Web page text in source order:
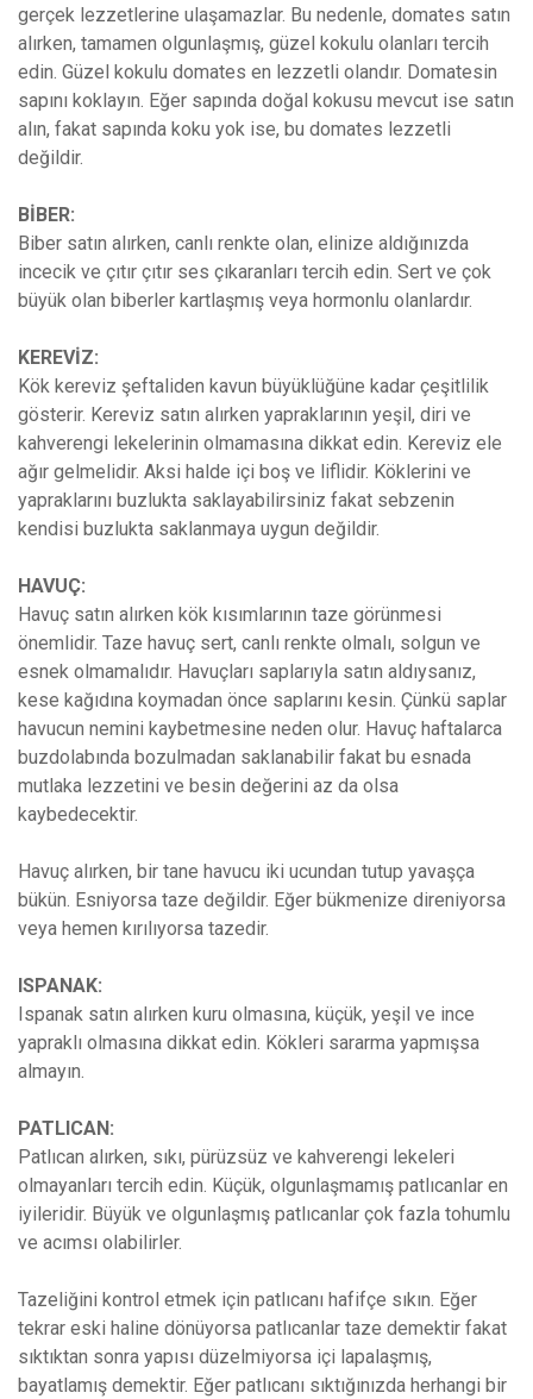
gerçek lezzetlerine ulaşamazlar. Bu nedenle, domates satın
alırken, tamamen olgunlaşmış, güzel kokulu olanları tercih
edin. Güzel kokulu domates en lezzetli olandır. Domatesin
sapını koklayın. Eğer sapında doğal kokusu mevcut ise satın
alın, fakat sapında koku yok ise, bu domates lezzetli
değildir.
BİBER:
Biber satın alırken, canlı renkte olan, elinize aldığınızda
incecik ve çıtır çıtır ses çıkaranları tercih edin. Sert ve çok
büyük olan biberler kartlaşmış veya hormonlu olanlardır.
KEREVİZ:
Kök kereviz şeftaliden kavun büyüklüğüne kadar çeşitlilik
gösterir. Kereviz satın alırken yapraklarının yeşil, diri ve
kahverengi lekelerinin olmamasına dikkat edin. Kereviz ele
ağır gelmelidir. Aksi halde içi boş ve liflidir. Köklerini ve
yapraklarını buzlukta saklayabilirsiniz fakat sebzenin
kendisi buzlukta saklanmaya uygun değildir.
HAVUÇ:
Havuç satın alırken kök kısımlarının taze görünmesi
önemlidir. Taze havuç sert, canlı renkte olmalı, solgun ve
esnek olmamalıdır. Havuçları saplarıyla satın aldıysanız,
kese kağıdına koymadan önce saplarını kesin. Çünkü saplar
havucun nemini kaybetmesine neden olur. Havuç haftalarca
buzdolabında bozulmadan saklanabilir fakat bu esnada
mutlaka lezzetini ve besin değerini az da olsa
kaybedecektir.
Havuç alırken, bir tane havucu iki ucundan tutup yavaşça
bükün. Esniyorsa taze değildir. Eğer bükmenize direniyorsa
veya hemen kırılıyorsa tazedir.
ISPANAK:
Ispanak satın alırken kuru olmasına, küçük, yeşil ve ince
yapraklı olmasına dikkat edin. Kökleri sararma yapmışsa
almayın.
PATLICAN:
Patlıcan alırken, sıkı, pürüzsüz ve kahverengi lekeleri
olmayanları tercih edin. Küçük, olgunlaşmamış patlıcanlar en
iyileridir. Büyük ve olgunlaşmış patlıcanlar çok fazla tohumlu
ve acımsı olabilirler.
Tazeliğini kontrol etmek için patlıcanı hafifçe sıkın. Eğer
tekrar eski haline dönüyorsa patlıcanlar taze demektir fakat
sıktıktan sonra yapısı düzelmiyorsa içi lapalaşmış,
bayatlamış demektir. Eğer patlıcanı sıktığınızda herhangi bir